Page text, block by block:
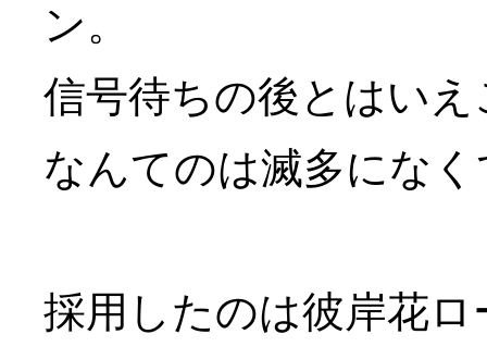
ン。
信号待ちの後とはい
なんてのは滅多にな
採用したのは彼岸花